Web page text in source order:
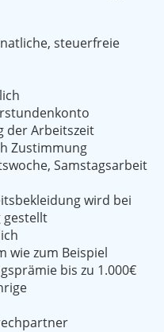
steuerfreie
der Arbeitszeit
Zustimmung
Samstagsarbeit
wird bei
gestellt
wie zum Beispiel
bis zu 1.000€